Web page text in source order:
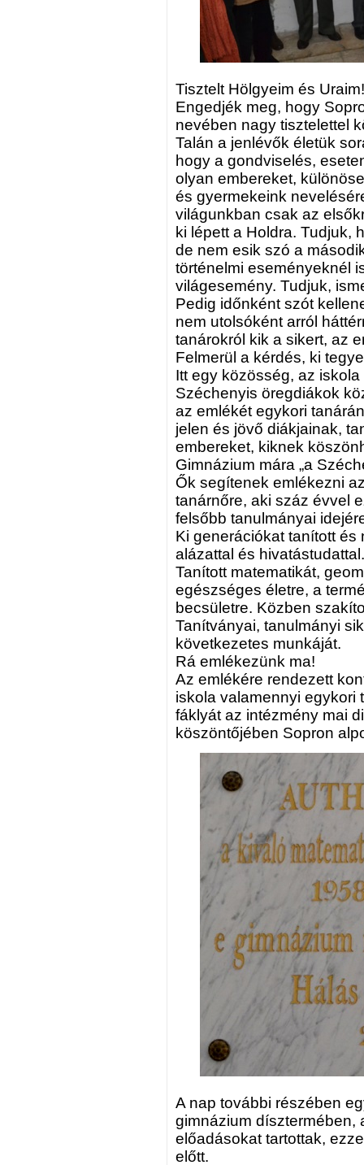
Tisztelt Hölgyeim és
Engedjék meg, hogy
nevében nagy tisztelettel
Talán a jenlévők életük
hogy a gondviselés,
olyan embereket,
és gyermekeink
világunkban csak az
ki lépett a Holdra. Tudjuk,
de nem esik szó a
történelmi eseményeknél
világesemény. Tudjuk,
Pedig időnként szót
nem utolsóként arról
tanárokról kik a sikert, az
Felmerül a kérdés, ki
Itt egy közösség, az
Széchenyis öregdiákok
az emlékét egykori
jelen és jövő diákjainak,
embereket, kiknek
Gimnázium mára „a
Ők segítenek emlékezni
tanárnőre, aki száz évvel
felsőbb tanulmányai
Ki generációkat tanított
alázattal és hivatástudattal.
Tanított matematikát,
egészséges életre, a
becsületre. Közben
Tanítványai, tanulmányi
következetes munkáját.
Rá emlékezünk ma!
Az emlékére rendezett
iskola valamennyi egykori
fáklyát az intézmény mai
köszöntőjében Sopron
A nap további részében
gimnázium dísztermében,
előadásokat tartottak,
előtt.